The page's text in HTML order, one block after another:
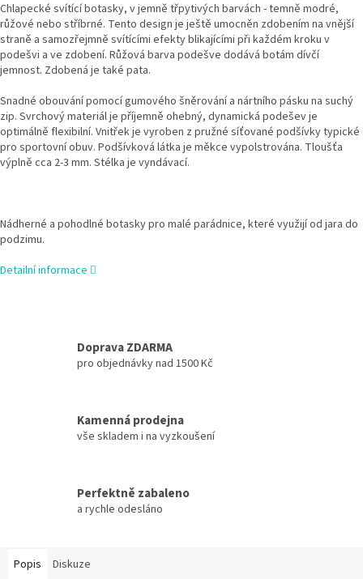
Chlapecké svítící botasky, v jemně třpytivých barvách - temně modré,
růžové nebo stříbrné. Tento design je ještě umocněn zdobením na vnější
straně a samozřejmně svítícími efekty blikajícími při každém kroku v
podešvi a ve zdobení. Růžová barva podešve dodává botám dívčí
jemnost. Zdobená je také pata.
Snadné obouvání pomocí gumového šněrování a nártního pásku na suchý
zip. Svrchový materiál je příjemně ohebný, dynamická podešev je
optimálně flexibilní. Vnitřek je vyroben z pružné síťované podšívky typické
pro sportovní obuv. Podšívková látka je měkce vypolstrována. Tloušťa
výplně cca 2-3 mm. Stélka je vyndávací.
Nádherné a pohodlné botasky pro malé parádnice, které využijí od jara do
podzimu.
Detailní informace
Doprava ZDARMA
pro objednávky nad 1500 Kč
Kamenná prodejna
vše skladem i na vyzkoušení
Perfektně zabaleno
a rychle odesláno
Popis Diskuze